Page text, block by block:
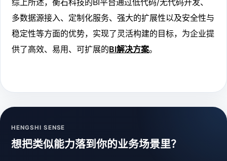
多数据源接入、定制化服务、强大的扩展性以及安全性与
稳定性等方面的优势，实现了灵活构建的目标，为企业提
供了高效、易用、可扩展的BI解决方案。
HENGSHI SENSE
想把类似能力落到你的业务场景里？